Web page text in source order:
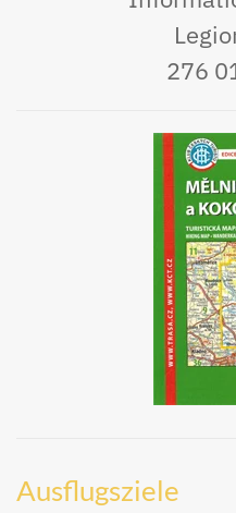
276
Ausflugsziele